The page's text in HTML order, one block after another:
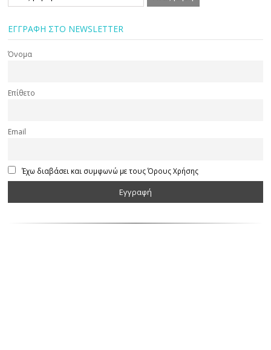
ΕΓΓΡΑΦΗ ΣΤΟ NEWSLETTER
Όνομα
Επίθετο
Email
Έχω διαβάσει και συμφωνώ με τους Όρους Χρήσης